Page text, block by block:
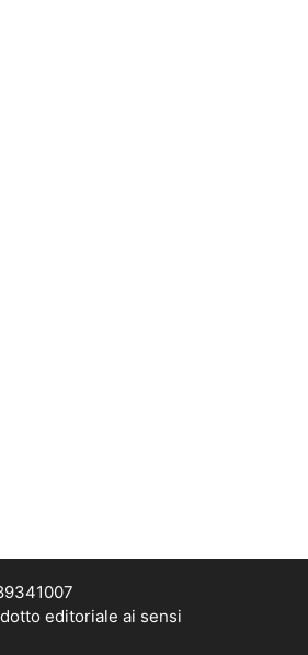
editoriale ai sensi